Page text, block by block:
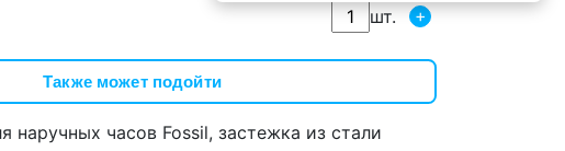
шт. +
Также может подойти
наручных часов Fossil, застежка из стали